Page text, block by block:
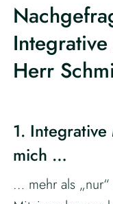
Herr
1.
mich …
… mehr als „nur“